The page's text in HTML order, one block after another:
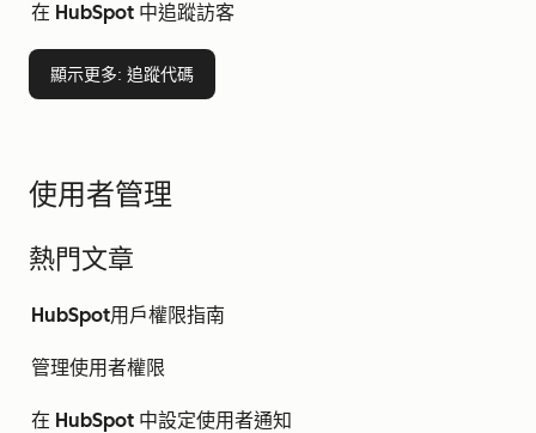
在 HubSpot 中追蹤訪客
顯示更多: 追蹤代碼
使用者管理
熱門文章
HubSpot用戶權限指南
管理使用者權限
在 HubSpot 中設定使用者通知